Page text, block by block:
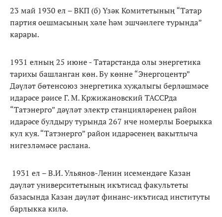
23 май 1930 ел – ВКП (б) Үзәк Комитетының “Татар
партия оешмасының хәле һәм эшчәнлеге турында”
карары.
1931 елның 25 июне - Татарстанда олы энергетика
тарихы башланган көн. Бу көнне “Энергоцентр”
Дәүләт бөтенсоюз энергетика хуҗалыгы берләшмәсе
идарәсе рәисе Г. М. Кржижановский ТАССРда
“Татэнерго” дәүләт электр станцияләренең район
идарәсе булдыру турында 267 нче номерлы Боерыкка
кул куя. “Татэнерго” район идарәсенең вакытлыча
нигезләмәсе раслана.
1931 ел – В.И. Ульянов-Ленин исемендәге Казан
дәүләт университетының икътисад факультеты
базасында Казан дәүләт финанс-икътисад институты
барлыкка килә.